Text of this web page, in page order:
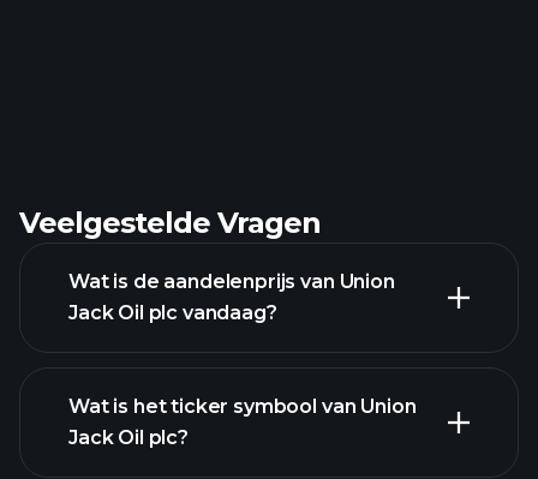
Veelgestelde Vragen
Wat is de aandelenprijs van Union
Jack Oil plc vandaag?
Wat is het ticker symbool van Union
Jack Oil plc?